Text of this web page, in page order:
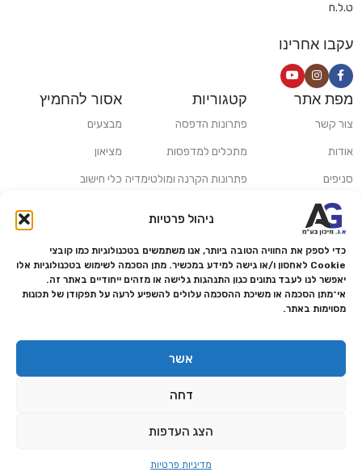
ניהול פרטיות
כדי לספק את החוויה הטובה ביותר, אנו משתמשים בטכנולוגיות כמו קובצי
Cookie לאחסון ו/או גישה למידע במכשיר. מתן הסכמה לשימוש בטכנולוגיות אלו
יאפשר לנו לעבד נתונים כגון התנהגות גלישה או מזהים ייחודיים באתר זה.
אי־מתן הסכמה או משיכת ההסכמה עלולים להשפיע לרעה על תפקודן של תכונות
מסוימות באתר.
אשר
דחה
הצג העדפות
מדיניות פרטיות
ט.ל.ח
עקבו אחרינו
מפת אתר
צור קשר
אודות
סניפים
משלוחים ואיסוף עצמי
מדריכים ומאמרים
מותגים
מעבדת תיקונים
הצהרת נגישות
מדיניות פרטיות
מדיניות החזרות והחזרים
קטגוריות
פתרונות הדפסה
מתכלים למדפסות
פתרונות הקרנה ומולטימדיה
פתרונות למגזר הרפואי
אסור להחמיץ
מבצעים
מציאון
כלי חישוב